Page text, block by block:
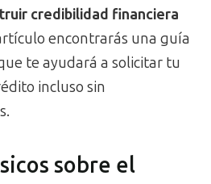
credibilidad financiera
encontrarás una guía
te ayudará a solicitar tu
incluso sin
sobre el